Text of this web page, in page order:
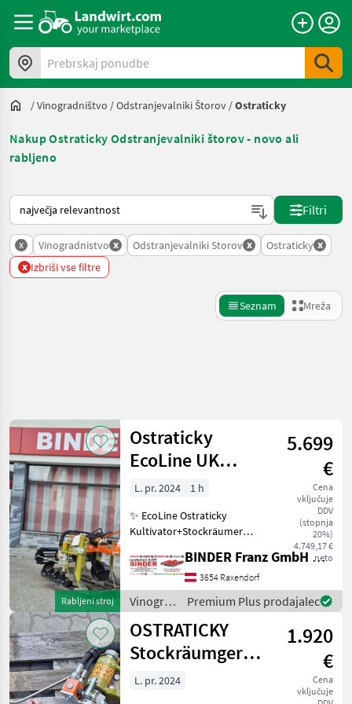
Prebrskaj ponudbe
/Vinogradništvo /Odstranjevalniki Štorov /Ostraticky
Nakup Ostraticky Odstranjevalniki štorov - novo ali
rabljeno
Tako je razvrščeno na Landwirt.com
Filtri
x Vinogradnistvo x Odstranjevalniki Storov x Ostraticky x
x Izbriši vse filtre
Seznam Mreža
Kategorija 4 Država Filtri
TRENUTNA
POT
Kmetijska
tehnika
Vinogradnistvo
Odstranjevalniki
Storov
Ostraticky
IZBERITE
KATEGORIJO
Ostraticky
Ponastavi
Prikaži 5
rezultatov
Rabljeni stroj
Ostraticky
EcoLine UK
125+Zwischenstock-
Räumgerät
5.699
€
Cena
vključuje
DDV
(stopnja
20%)
4.749,17 €
neto
L. pr. 2024
1 h
✨ EcoLine Ostraticky
Kultivator+Stockräumer
ZStRG ✔️ in serienmäßiger
Ausführung ✔️
Universalkultivator 125 ✔️
mit Breitscharren,
BINDER Franz GmbH & CoKG
3654 Raxendorf
Vinogradništvo
/
Ostraticky
Premium Plus prodajalec
OSTRATICKY
Stockräumgerät
NEU
1.920
€
Cena
vključuje
L. pr. 2024